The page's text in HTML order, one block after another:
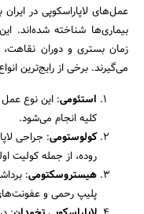
عمل‌های لاپاراسکوپی در
بیماری‌ها شناخته شده‌اند.
زمان بستری و دوران نقاهت،
می‌گیرند. برخی از رایج‌ترین
استئومی: این نوع
کلیه انجام می‌شود.
کولوستومی: جراحی
روده، از جمله کولیت
هیستروسکتومی:
پلیپ‌ رحمی و